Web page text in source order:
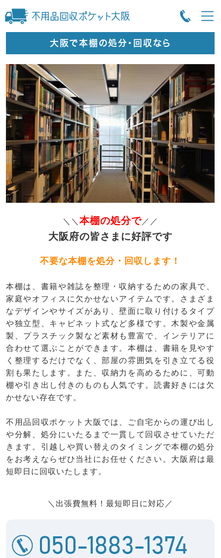
大阪で本棚の処分・回収なら
＼＼ 本棚の処分で／／
大阪府の皆さまに好評です
不要な本棚を処分・回収します！
本棚は、書籍や雑誌を整理・収納するための家具で、
家庭やオフィスに欠かせないアイテムです。さまざま
なデザインやサイズがあり、壁面に取り付けるタイプ
や独立型、キャビネット式など多様です。木製や金属
製、プラスチック製など素材も豊富で、インテリアに
合わせて選ぶことができます。本棚は、書籍を見やす
く整理するだけでなく、部屋の雰囲気を引き立てる役
割も果たします。また、収納力を高めるために、可動
棚や引き出し付きのものも人気です。読書好きには欠
かせない存在です。
不用品回収ポケット大阪では、ご自宅からの運び出し
や分解、処分にいたるまで一貫して回収させていただ
きます。引越しや買い替えのタイミングで本棚の処分
をお考えならぜひ当社にお任せください。大阪府は最
短即日に回収いたします。
＼出張費無料！最短即日に対応／